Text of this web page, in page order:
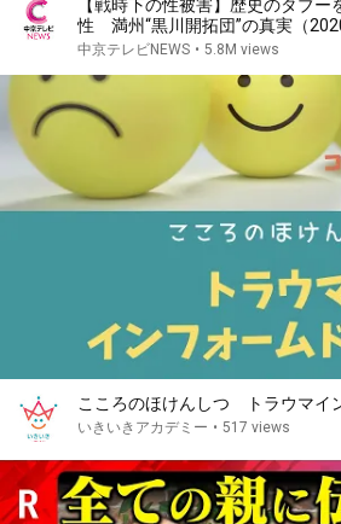
【戦時下の性被害】歴史のタブー
性 満州“黒川開拓団”の真実（
中京テレビドキュメント
中京テレビNEWS • 5.8M views
こころのほけんしつ トラウマイ
いきいきアカデミー • 517 views